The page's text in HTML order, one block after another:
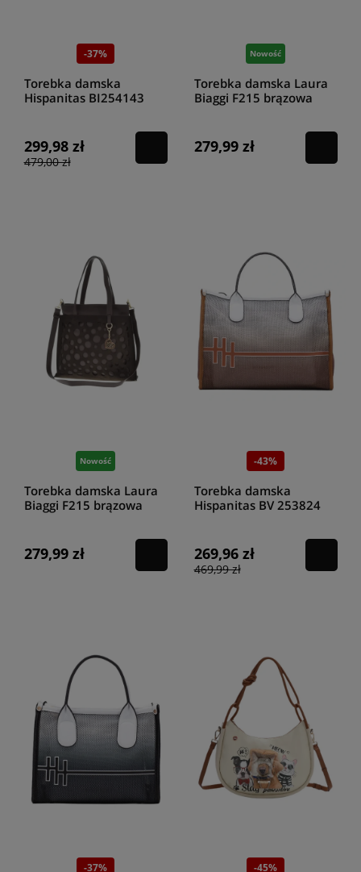
-37%
Torebka damska
Hispanitas BI254143
299,98 zł
479,00 zł
Nowość
Torebka damska Laura
Biaggi F215 brązowa
279,99 zł
Nowość
Torebka damska Laura
Biaggi F215 brązowa
279,99 zł
-43%
Torebka damska
Hispanitas BV 253824
269,96 zł
469,99 zł
-37% -45%